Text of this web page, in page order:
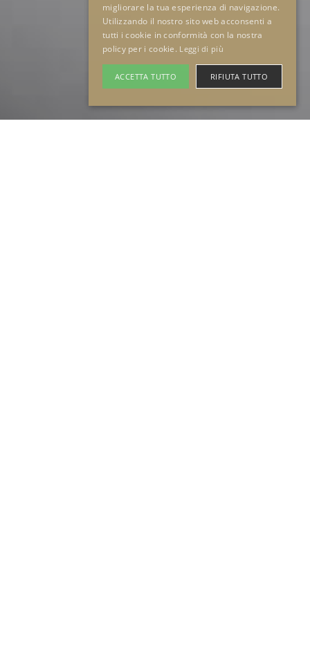
migliorare la tua esperienza di navigazione.
Utilizzando il nostro sito web acconsenti a
tutti i cookie in conformità con la nostra
policy per i cookie. Leggi di più
ACCETTA TUTTO RIFIUTA TUTTO